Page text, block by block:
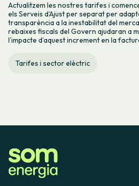
Actualitzem les nostres tarifes i
els Serveis d’Ajust per separat per
transparència a la inestabilitat del
rebaixes fiscals del Govern ajudaran a
l’impacte d’aquest increment en la
Tarifes i sector elèctric